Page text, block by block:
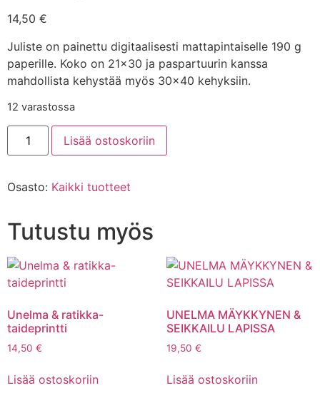
14,50 €
Juliste on painettu digitaalisesti mattapintaiselle 190 g
paperille. Koko on 21×30 ja paspartuurin kanssa
mahdollista kehystää myös 30×40 kehyksiin.
12 varastossa
Lisää ostoskoriin
Osasto: Kaikki tuotteet
Tutustu myös
Unelma & ratikka-
taideprintti
14,50 €
Lisää ostoskoriin
UNELMA MÄYKKYNEN &
SEIKKAILU LAPISSA
19,50 €
Lisää ostoskoriin